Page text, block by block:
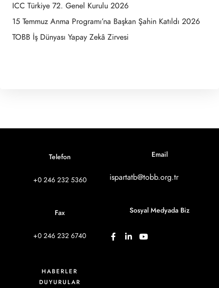
ICC Türkiye 72. Genel Kurulu 2026
15 Temmuz Anma Programı’na Başkan Şahin Katıldı 2026
TOBB İş Dünyası Yapay Zekâ Zirvesi
Telefon
+0 246 232 5360
Fax
+0 246 232 6740
Email
ispartatb@tobb.org.tr
Sosyal Medyada Biz
HABERLER
DUYURULAR